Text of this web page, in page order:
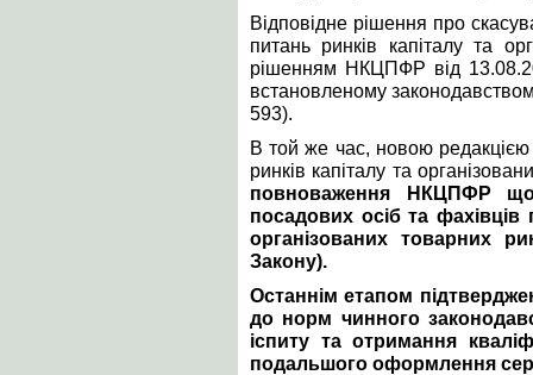
Відповідне рішення про
питань ринків капіталу та
рішенням НКЦПФР від
встановленому
593).
В той же час, новою
ринків капіталу та
повноваження НКЦПФР
посадових осіб та фахівців
організованих товарних
Закону).
Останнім етапом
до норм чинного
іспиту та отримання
подальшого оформлення